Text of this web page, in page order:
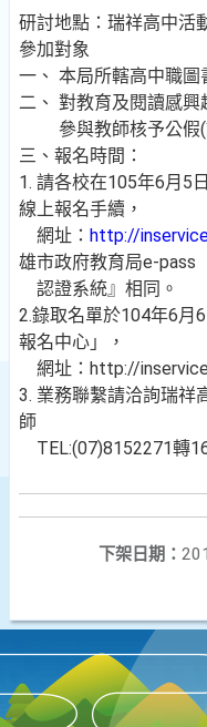
研討地點：瑞祥高中活
參加對象
一、 本局所轄高中職圖
二、 對教育及閱讀感興
參與教師核予公假
三、報名時間：
1. 請各校在105年6月5
線上報名手續，
網址： http://
雄市政府教育局e-pass
認證系統』相同。
2.錄取名單於104年6月
報名中心」，
網址：http://
3. 業務聯繫請洽詢瑞祥
師
TEL:(07)8152271轉
下架日期：